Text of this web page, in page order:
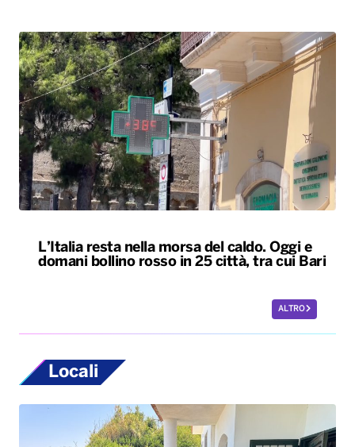
L’Italia resta nella morsa del caldo. Oggi e
domani bollino rosso in 25 città, tra cui Bari
ALTRO
Locali